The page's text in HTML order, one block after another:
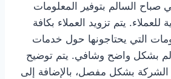
صباح السالم بتوفير المعلومات
للعملاء. يتم تزويد العملاء بكافة
التي يحتاجونها حول خدمات
بشكل واضح وشافي. يتم توضيح
بشكل مفصل، بالإضافة إلى